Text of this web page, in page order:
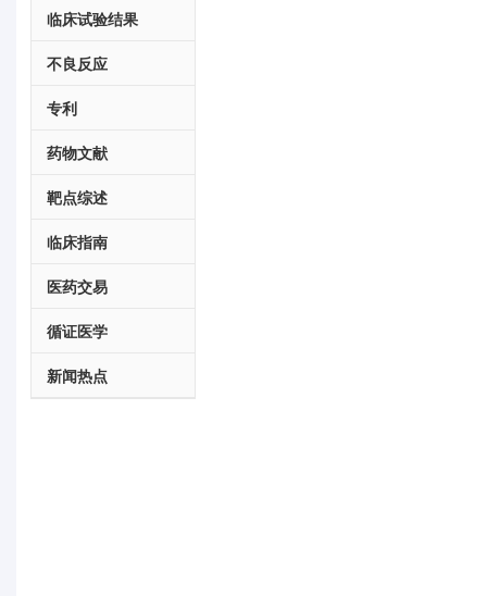
临床试验结果
不良反应
专利
药物文献
靶点综述
临床指南
医药交易
循证医学
新闻热点